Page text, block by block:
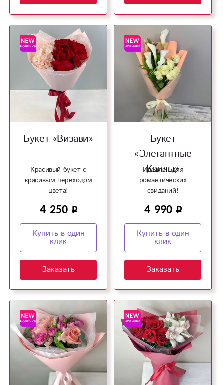
Букет «Визави»
Красивый букет с
красивым переходом
цвета!
4 250
Купить в один
клик
Заказать
Букет
«Элегантные
Каллы»
Идеален для
романтических
свиданий!
4 990
Купить в один
клик
Заказать